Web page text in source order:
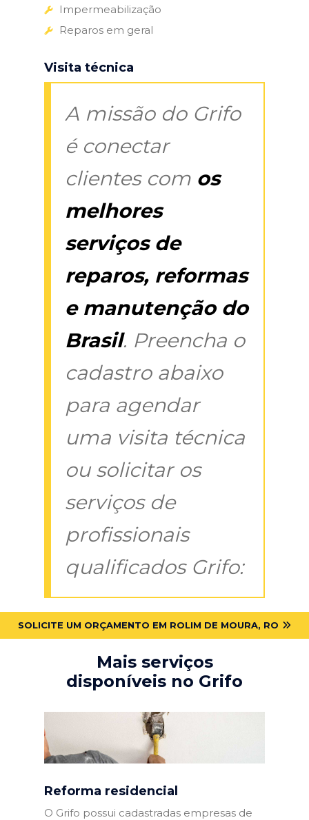
Impermeabilização
Reparos em geral
Visita técnica
A missão do Grifo
é conectar
clientes com os
melhores
serviços de
reparos, reformas
e manutenção do
Brasil. Preencha o
cadastro abaixo
para agendar
uma visita técnica
ou solicitar os
serviços de
profissionais
qualificados Grifo:
SOLICITE UM ORÇAMENTO EM ROLIM DE MOURA, RO
Mais serviços
disponíveis no Grifo
Reforma residencial
O Grifo possui cadastradas empresas de